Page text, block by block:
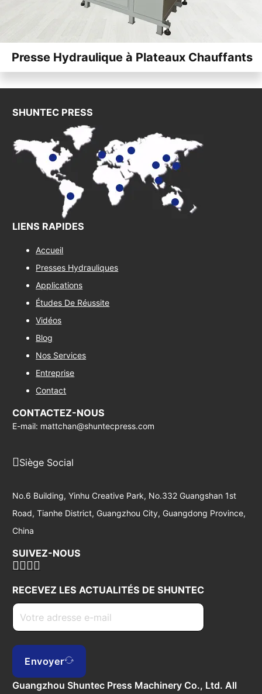
Presse Hydraulique à Plateaux Chauffants
SHUNTEC PRESS
LIENS RAPIDES
Accueil
Presses Hydrauliques
Applications
Études De Réussite
Vidéos
Blog
Nos Services
Entreprise
Contact
CONTACTEZ-NOUS
E-mail: mattchan@shuntecpress.com
Siège Social
No.6 Building, Yinhu Creative Park, No.332 Guangshan 1st
Road, Tianhe District, Guangzhou City, Guangdong Province,
China
SUIVEZ-NOUS
RECEVEZ LES ACTUALITÉS DE SHUNTEC
Envoyer
Guangzhou Shuntec Press Machinery Co., Ltd. All